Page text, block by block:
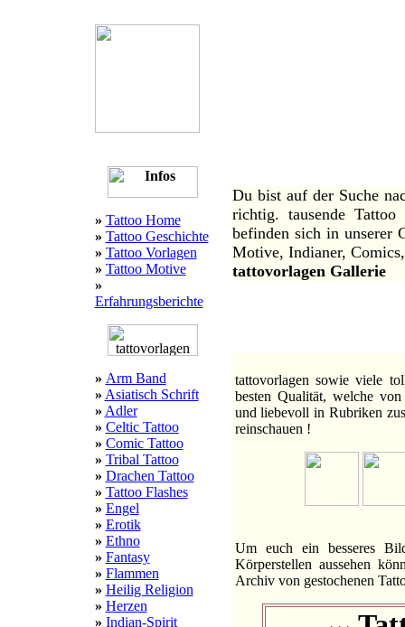
» Tattoo Home
» Tattoo Geschichte
» Tattoo Vorlagen
» Tattoo Motive
»
Erfahrungsberichte
» Arm Band
» Asiatisch Schrift
» Adler
» Celtic Tattoo
» Comic Tattoo
» Tribal Tattoo
» Drachen Tattoo
» Tattoo Flashes
» Engel
» Erotik
» Ethno
» Fantasy
» Flammen
» Heilig Religion
» Herzen
» Indian-Spirit
Du bist auf der Suche
richtig. tausende
befinden sich in unserer
Motive, Indianer,
tattovorlagen Gallerie
tattovorlagen sowie viele
besten Qualität, welche
und liebevoll in Rubriken
reinschauen !
Um euch ein besseres
Körperstellen aussehen
Archiv von gestochenen